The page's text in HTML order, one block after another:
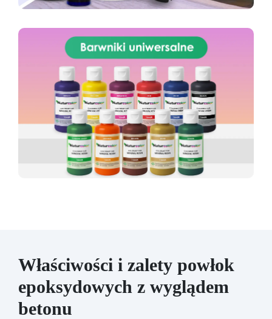
Właściwości i zalety powłok
epoksydowych z wyglądem
betonu